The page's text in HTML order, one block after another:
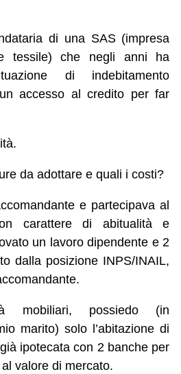
di una SAS (impresa
tessile) che negli anni ha
di indebitamento
accesso al credito per far
da adottare e quali i costi?
e partecipava al
carattere di abitualità e
un lavoro dipendente e 2
dalla posizione INPS/INAIL,
mobiliari, possiedo (in
marito) solo l’abitazione di
ipotecata con 2 banche per
valore di mercato.